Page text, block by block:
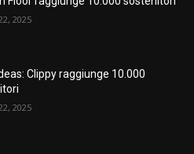
2025
Clippy raggiunge 10.000
2025